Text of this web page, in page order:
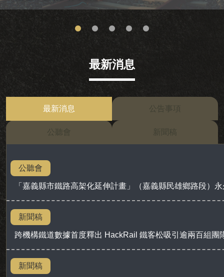
最新消息
最新消息
公聽會
「嘉義縣市鐵路高架化延伸計畫」（嘉義縣民雄鄉路段）
新聞稿
跨機構鐵道數據首度釋出 HackRail 鐵客松吸引逾兩百組團
新聞稿
公告事項
公聽會 新聞稿